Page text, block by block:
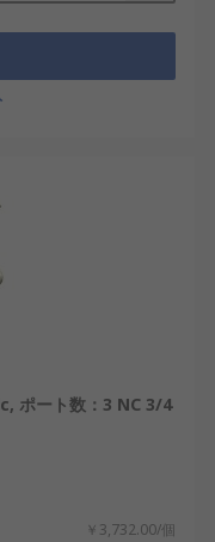
ポート数：3 NC 3/4
￥3,732.00/個